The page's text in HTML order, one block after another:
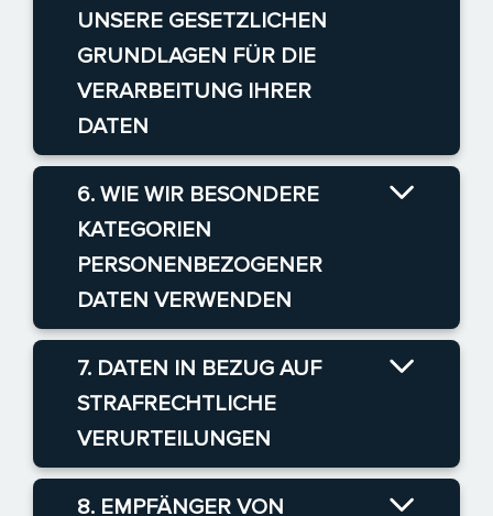
UNSERE GESETZLICHEN
GRUNDLAGEN FÜR DIE
VERARBEITUNG IHRER
DATEN
6. WIE WIR BESONDERE
KATEGORIEN
PERSONENBEZOGENER
DATEN VERWENDEN
7. DATEN IN BEZUG AUF
STRAFRECHTLICHE
VERURTEILUNGEN
8. EMPFÄNGER VON